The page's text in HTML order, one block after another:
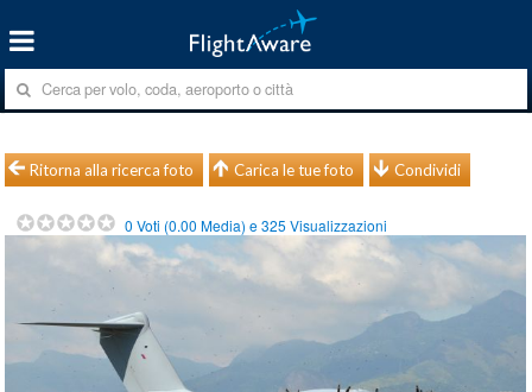
Ritorna alla ricerca foto Carica le tue foto Condividi
0 Voti (0.00 Media) e325 Visualizzazioni